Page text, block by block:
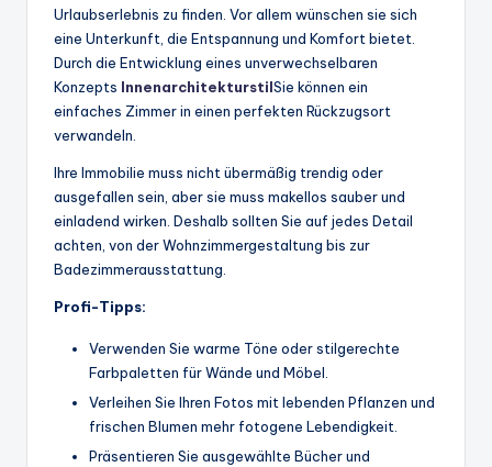
Urlaubserlebnis zu finden. Vor allem wünschen sie sich
eine Unterkunft, die Entspannung und Komfort bietet.
Durch die Entwicklung eines unverwechselbaren
Konzepts InnenarchitekturstilSie können ein
einfaches Zimmer in einen perfekten Rückzugsort
verwandeln.
Ihre Immobilie muss nicht übermäßig trendig oder
ausgefallen sein, aber sie muss makellos sauber und
einladend wirken. Deshalb sollten Sie auf jedes Detail
achten, von der Wohnzimmergestaltung bis zur
Badezimmerausstattung.
Profi-Tipps:
Verwenden Sie warme Töne oder stilgerechte
Farbpaletten für Wände und Möbel.
Verleihen Sie Ihren Fotos mit lebenden Pflanzen und
frischen Blumen mehr fotogene Lebendigkeit.
Präsentieren Sie ausgewählte Bücher und